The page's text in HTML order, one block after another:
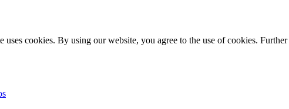
cookies. By using our website, you agree to the use of cookies.